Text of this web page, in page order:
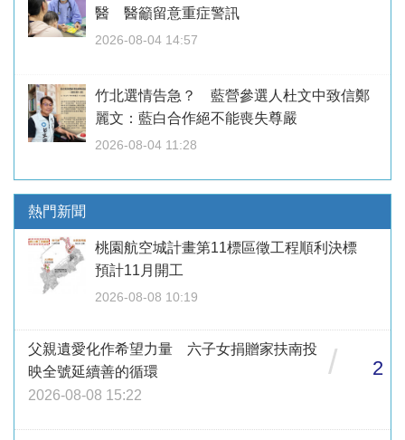
醫 醫籲留意重症警訊
2026-08-04 14:57
竹北選情告急？ 藍營參選人杜文中致信鄭
麗文：藍白合作絕不能喪失尊嚴
2026-08-04 11:28
熱門新聞
桃園航空城計畫第11標區徵工程順利決標
預計11月開工
2026-08-08 10:19
父親遺愛化作希望力量 六子女捐贈家扶南投
映全號延續善的循環
2026-08-08 15:22
/ 2